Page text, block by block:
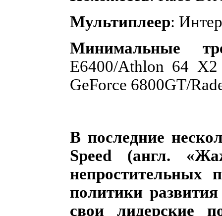
Мультиплеер:
Минимальные
E6400/Athlon 64
GeForce 6800GT/
В последние
Speed (англ.
непростительных
политики
свои лидерские